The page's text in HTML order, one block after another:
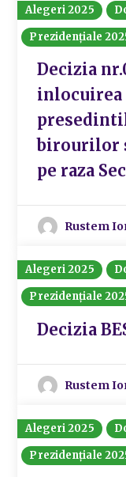
Alegeri 2025
Prezidențiale
Decizia
inlocuirea
birourilor
pe raza
Rustem
Alegeri 2025
Prezidențiale
Decizia
Rustem
Alegeri 2025
Prezidențiale